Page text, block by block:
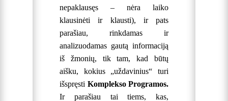
nepaklausęs – nėra laiko
klausinėti ir klausti), ir pats
parašiau, rinkdamas ir
analizuodamas gautą informaciją
iš žmonių, tik tam, kad būtų
aišku, kokius „uždavinius“ turi
išspręsti Komplekso Programos.
Ir parašiau tai tiems, kas,